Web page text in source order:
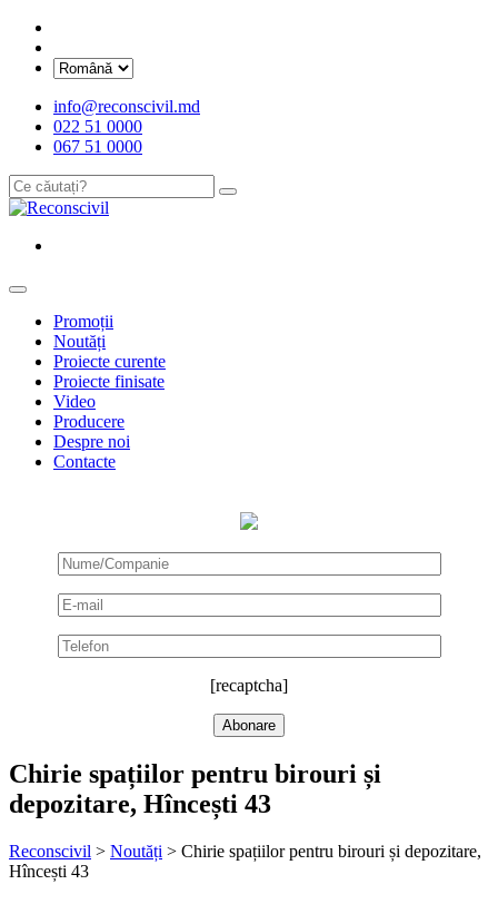
info@reconscivil.md
022 51 0000
067 51 0000
Promoții
Noutăți
Proiecte curente
Proiecte finisate
Video
Producere
Despre noi
Contacte
[recaptcha]
Chirie spațiilor pentru birouri și
depozitare, Hîncești 43
Reconscivil > Noutăți > Chirie spațiilor pentru birouri și depozitare,
Hîncești 43